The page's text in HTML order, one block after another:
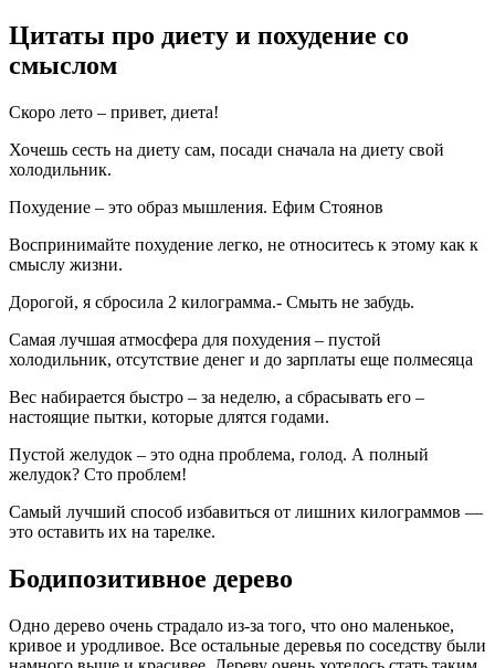
Цитаты про диету и похудение со
смыслом
Скоро лето – привет, диета!
Хочешь сесть на диету сам, посади сначала на диету свой
холодильник.
Похудение – это образ мышления. Ефим Стоянов
Воспринимайте похудение легко, не относитесь к этому как к
смыслу жизни.
Дорогой, я сбросила 2 килограмма.- Смыть не забудь.
Самая лучшая атмосфера для похудения – пустой
холодильник, отсутствие денег и до зарплаты еще полмесяца
Вес набирается быстро – за неделю, а сбрасывать его –
настоящие пытки, которые длятся годами.
Пустой желудок – это одна проблема, голод. А полный
желудок? Сто проблем!
Самый лучший способ избавиться от лишних килограммов —
это оставить их на тарелке.
Бодипозитивное дерево
Одно дерево очень страдало из-за того, что оно маленькое,
кривое и уродливое. Все остальные деревья по соседству были